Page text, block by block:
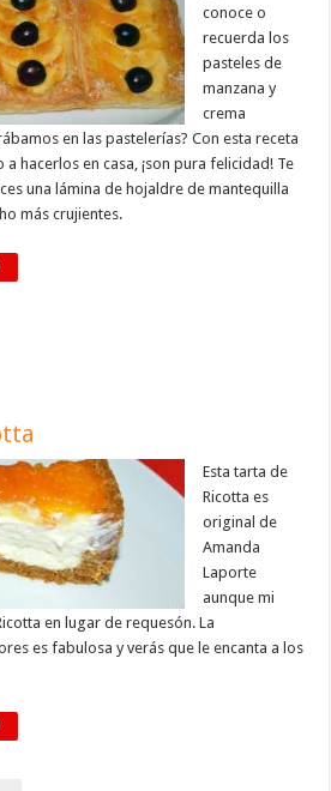
conoce o
recuerda los
pasteles de
manzana y
crema
en las pastelerías? Con esta receta
a hacerlos en casa, ¡son pura felicidad! Te
una lámina de hojaldre de mantequilla
más crujientes.
Esta tarta de
Ricotta es
original de
Amanda
Laporte
aunque mi
en lugar de requesón. La
es fabulosa y verás que le encanta a los